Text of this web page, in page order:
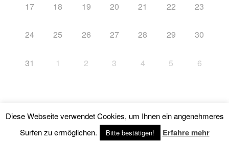
17 18 19 20 21 22 23
24 25 26 27 28 29 30
31 1 2 3 4 5 6
Impressum Stolz präsentiert von WordPress
Diese Webseite verwendet Cookies, um Ihnen ein angenehmeres
Surfen zu ermöglichen.
Bitte bestätigen! Erfahre mehr